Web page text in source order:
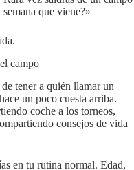
que viene?»
campo
tener a quién llamar un
un poco cuesta arriba.
coche a los torneos,
consejos de vida
en tu rutina normal. Edad,